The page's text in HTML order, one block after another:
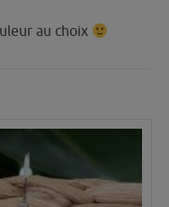
au choix